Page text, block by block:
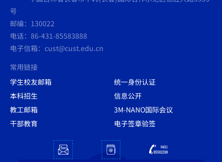
号
邮编：130022
电话：86-431-85583888
电子信箱：cust@cust.edu.cn
常用链接
学生校友邮箱
统一身份认证
本科招生
信息公开
教工邮箱
3M-NANO国际会议
干部教育
电子签章验签